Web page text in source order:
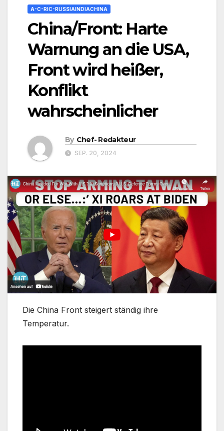
A-C-RIC-RUSSIAINDIACHINA
China/Front: Harte
Warnung an die USA,
Front wird heißer,
Konflikt
wahrscheinlicher
By Chef- Redakteur
SEP. 20, 2024
Die China Front steigert ständig ihre
Temperatur.